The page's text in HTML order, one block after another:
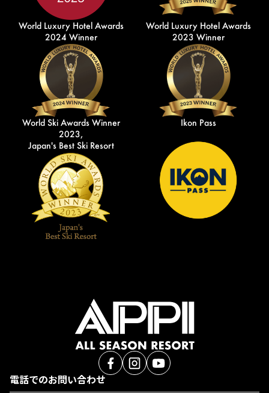
World Luxury Hotel Awards
2024 Winner
World Luxury Hotel Awards
2023 Winner
World Ski Awards Winner
2023,
Japan's Best Ski Resort
Ikon Pass
電話でのお問い合わせ